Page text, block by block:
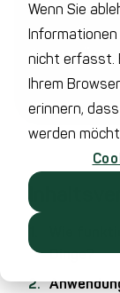
Wenn Sie
nicht erfasst.
Ihrem
erinnern,
werden
ZURÜCK
Wie
Dinge?